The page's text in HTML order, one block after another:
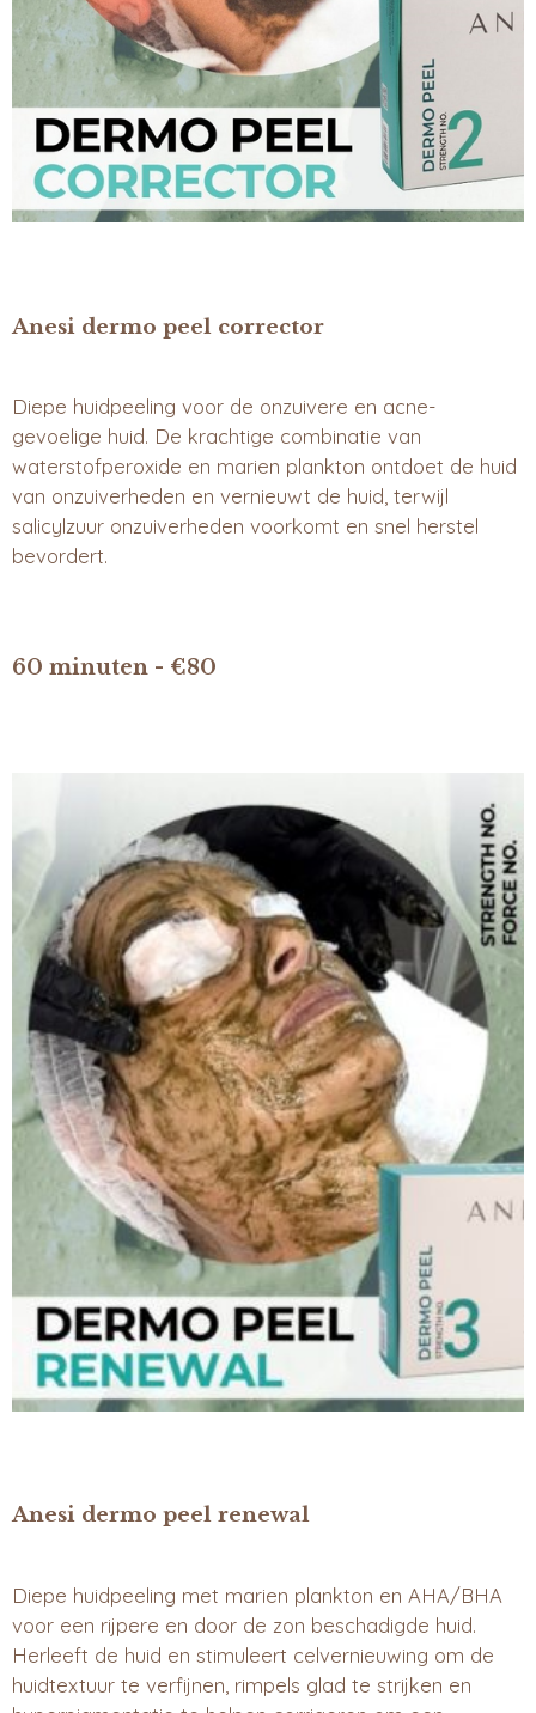
Anesi dermo peel corrector
Diepe huidpeeling voor de onzuivere en acne-
gevoelige huid. De krachtige combinatie van
waterstofperoxide en marien plankton ontdoet de huid
van onzuiverheden en vernieuwt de huid, terwijl
salicylzuur onzuiverheden voorkomt en snel herstel
bevordert.
60 minuten - €80
Anesi dermo peel renewal
Diepe huidpeeling met marien plankton en AHA/BHA
voor een rijpere en door de zon beschadigde huid.
Herleeft de huid en stimuleert celvernieuwing om de
huidtextuur te verfijnen, rimpels glad te strijken en